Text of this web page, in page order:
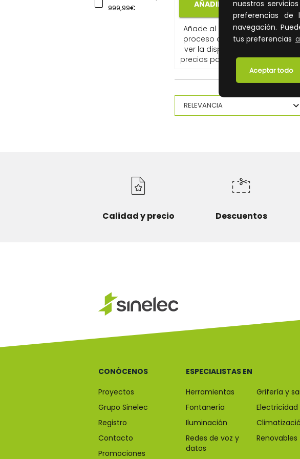
nuestros
preferencias de
navegación.
tus preferencias
Aceptar todo
999,99€
AÑADIR A LA CESTA
Añade al carrito y sigue el
proceso de compra para
ver la disponibilidad y los
precios para profesionales.
Calidad y precio Descuentos
CONÓCENOS
Proyectos
Grupo Sinelec
Registro
Contacto
Promociones
ESPECIALISTAS EN
Herramientas
Grifería y
Fontanería
Electricidad
Iluminación
Redes de voz y
datos
Renovables